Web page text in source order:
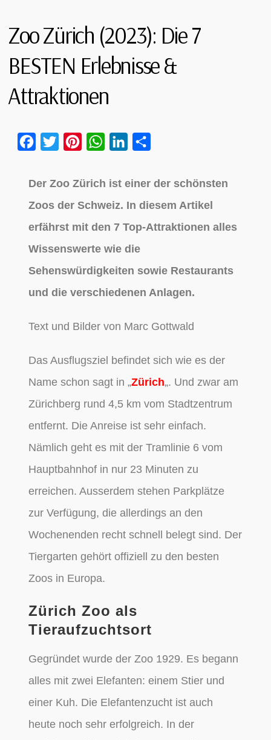
Zoo Zürich (2023): Die 7
BESTEN Erlebnisse &
Attraktionen
FacebookTwitterPinterestWhatsApp
LinkedIn
Der Zoo Zürich ist einer der schönsten
Zoos der Schweiz. In diesem Artikel
erfährst mit den 7 Top-Attraktionen alles
Wissenswerte wie die
Sehenswürdigkeiten sowie Restaurants
und die verschiedenen Anlagen.
Text und Bilder von Marc Gottwald
Das Ausflugsziel befindet sich wie es der
Name schon sagt in „Zürich„. Und zwar am
Zürichberg rund 4,5 km vom Stadtzentrum
entfernt. Die Anreise ist sehr einfach.
Nämlich geht es mit der Tramlinie 6 vom
Hauptbahnhof in nur 23 Minuten zu
erreichen. Ausserdem stehen Parkplätze
zur Verfügung, die allerdings an den
Wochenenden recht schnell belegt sind. Der
Tiergarten gehört offiziell zu den besten
Zoos in Europa.
Zürich Zoo als
Tieraufzuchtsort
Gegründet wurde der Zoo 1929. Es begann
alles mit zwei Elefanten: einem Stier und
einer Kuh. Die Elefantenzucht ist auch
heute noch sehr erfolgreich. In der